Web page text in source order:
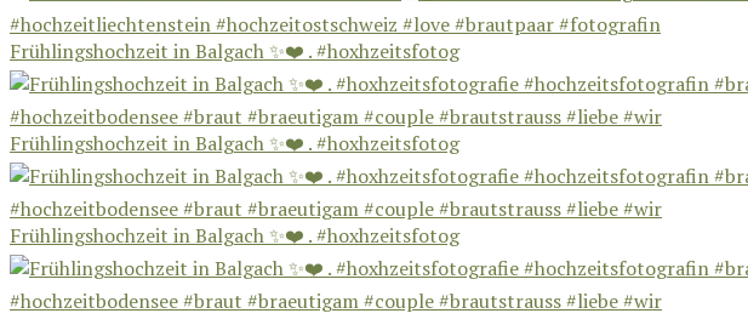
Frühlingshochzeit in Balgach ✨❤️ . #hoxhzeitsfotog
Frühlingshochzeit in Balgach ✨❤️ . #hoxhzeitsfotog
Frühlingshochzeit in Balgach ✨❤️ . #hoxhzeitsfotog